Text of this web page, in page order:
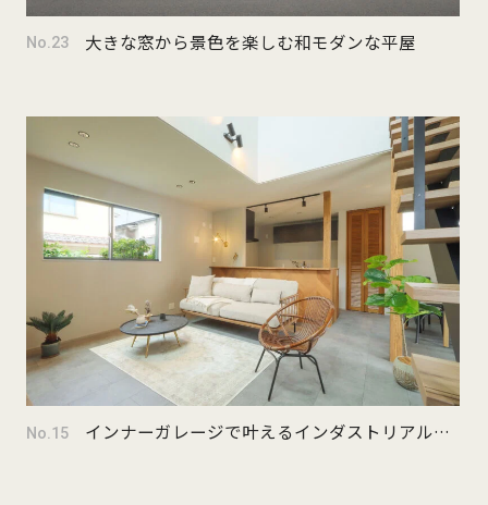
No.23 大きな窓から景色を楽しむ和モダンな平屋
No.15 インナーガレージで叶えるインダストリアルな暮らし